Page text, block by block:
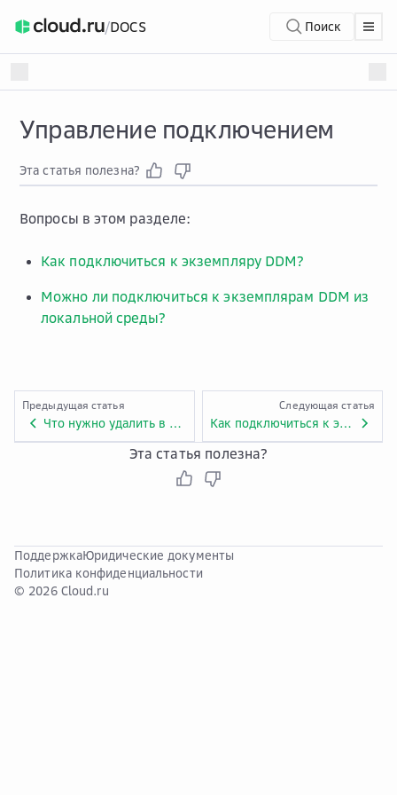
/DOCS Поиск
Управление подключением
Эта статья полезна?
Вопросы в этом разделе:
Как подключиться к экземпляру DDM?
Можно ли подключиться к экземплярам DDM из
локальной среды?
Предыдущая статья
Что нужно удалить в первую очередь: схему или связанные экземпляры БД RDS?
Следующая статья
Как подключиться к экземпляру DDM?
Эта статья полезна?
ПоддержкаЮридические документы
Политика конфиденциальности
© 2026 Cloud.ru